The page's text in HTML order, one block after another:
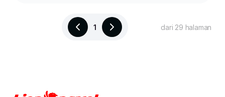
1 dari 29 halaman